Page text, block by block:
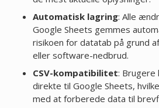
Automatisk lagring: Alle
Google Sheets gemmes
risikoen for datatab på grund
eller software-nedbrud.
CSV-kompatibilitet: Brugere
direkte til Google Sheets,
med at forberede data til